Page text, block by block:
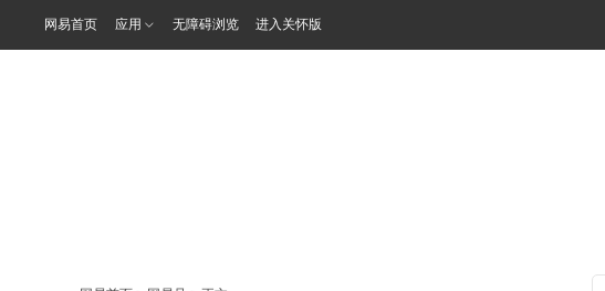
网易首页 应用 无障碍浏览 进入关怀版